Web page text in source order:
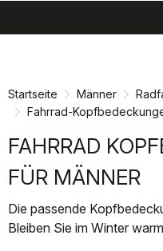
Startseite Männer
Fahrrad-
FAHRRAD
FÜR MÄNNER
Die passende
Bleiben Sie im Winter